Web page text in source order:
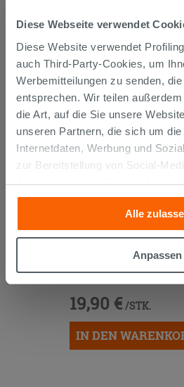
Diese Webseite verwendet
Diese Website verwendet
auch Third-Party-Cookies, um
Werbemitteilungen zu senden,
entsprechen. Wir teilen
die Art, auf die Sie unsere
unseren Partnern, die sich um
Internetdaten, Werbung und
zur Bereitstellung von Social-
Analyse unseres Datenverkehrs.
anderen Informationen, die Sie
die sie aufgrund Ihrer
gesammelt haben, kombinieren.
möchten oder Ihre Zustimmung
Zustimmung kann durch Klicken
„Cookies akzeptieren“ gegeben
nach der Installation der
Alle
Anpassen
GEKAUFT HABEN,
AUCH...
SIPHON FÜR BIDET 11/4
19,90 € /STK.
IN DEN